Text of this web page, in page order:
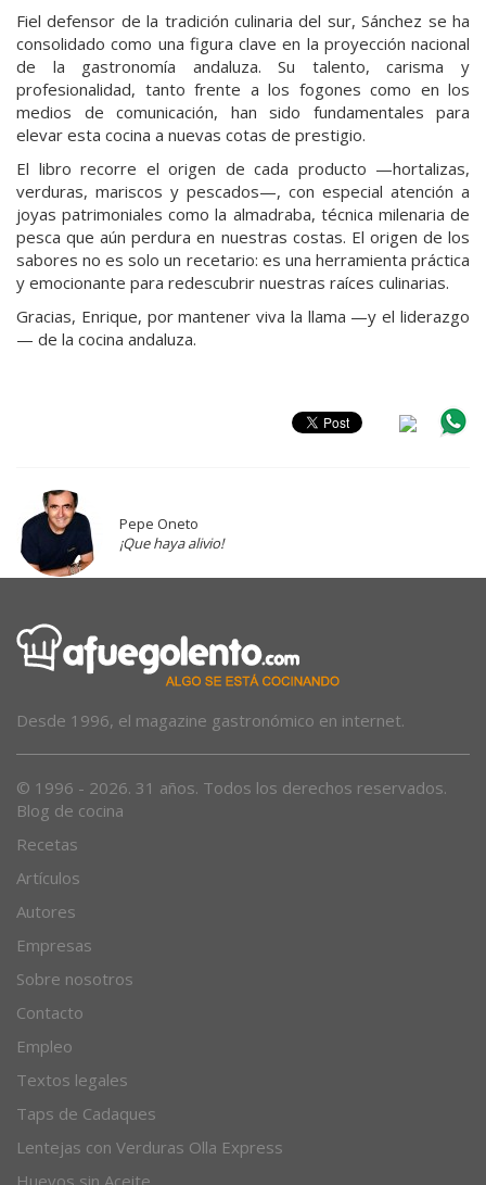
Fiel defensor de la tradición culinaria del sur, Sánchez se ha
consolidado como una figura clave en la proyección nacional
de la gastronomía andaluza. Su talento, carisma y
profesionalidad, tanto frente a los fogones como en los
medios de comunicación, han sido fundamentales para
elevar esta cocina a nuevas cotas de prestigio.
El libro recorre el origen de cada producto —hortalizas,
verduras, mariscos y pescados—, con especial atención a
joyas patrimoniales como la almadraba, técnica milenaria de
pesca que aún perdura en nuestras costas. El origen de los
sabores no es solo un recetario: es una herramienta práctica
y emocionante para redescubrir nuestras raíces culinarias.
Gracias, Enrique, por mantener viva la llama —y el liderazgo
— de la cocina andaluza.
Pepe Oneto
¡Que haya alivio!
Desde 1996, el magazine gastronómico en internet.
© 1996 - 2026. 31 años. Todos los derechos reservados.
Blog de cocina
Recetas
Artículos
Autores
Empresas
Sobre nosotros
Contacto
Empleo
Textos legales
Taps de Cadaques
Lentejas con Verduras Olla Express